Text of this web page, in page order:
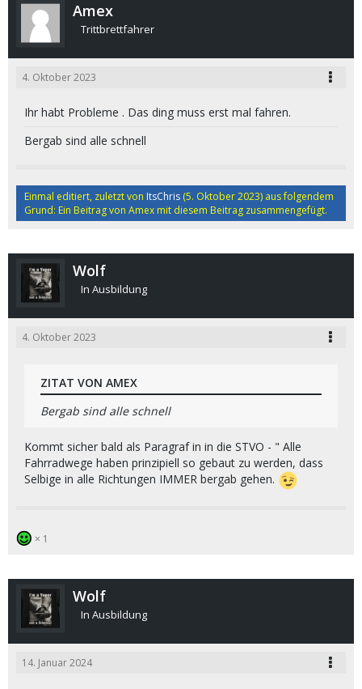
Amex
Trittbrettfahrer
4. Oktober 2023
Ihr habt Probleme . Das ding muss erst mal fahren.
Bergab sind alle schnell
Einmal editiert, zuletzt von ItsChris (5. Oktober 2023) aus folgendem
Grund: Ein Beitrag von Amex mit diesem Beitrag zusammengefügt.
Wolf
In Ausbildung
4. Oktober 2023
ZITAT VON AMEX
Bergab sind alle schnell
Kommt sicher bald als Paragraf in in die STVO - " Alle
Fahrradwege haben prinzipiell so gebaut zu werden, dass
Selbige in alle Richtungen IMMER bergab gehen.
1
Wolf
In Ausbildung
14. Januar 2024